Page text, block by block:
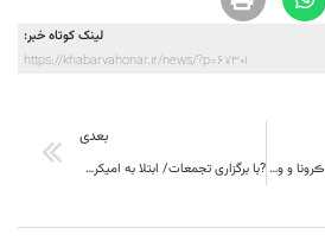
لینک کوتاه خبر:
https://khabarvahonar.ir/news/?p=67301
?آخـرین وضــعیت آماری ڪرونا و واڪسیناسـیون خــراسان جنــوبی
بعدی
?با برگزاری تجمعات/ ابتلا به امیکرون در فردوس افزایش می یابد